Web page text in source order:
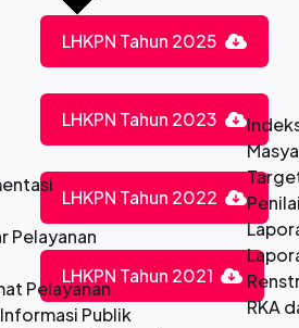
Pelayanan
Pelayanan
Publik
RKA
LHKPN Tahun 2025
LHKPN Tahun 2023
LHKPN Tahun 2022
LHKPN Tahun 2021